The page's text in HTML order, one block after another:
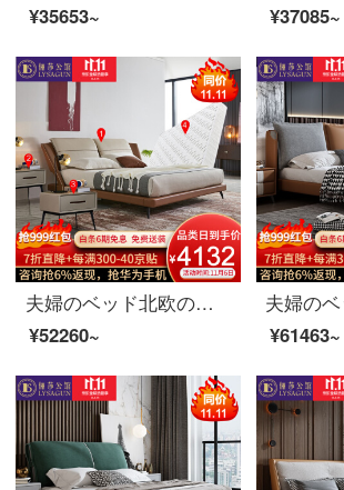
¥35653~
¥37085~
夫婦のベッド北欧の軽奢な真皮のダブルベッド1.8 m現代簡単な寝室の木製ベッドの逸品の家具のベッド+3 E椰子のベッドのマットレス+マットレス*2 1800*2000
¥52260~
¥61463~